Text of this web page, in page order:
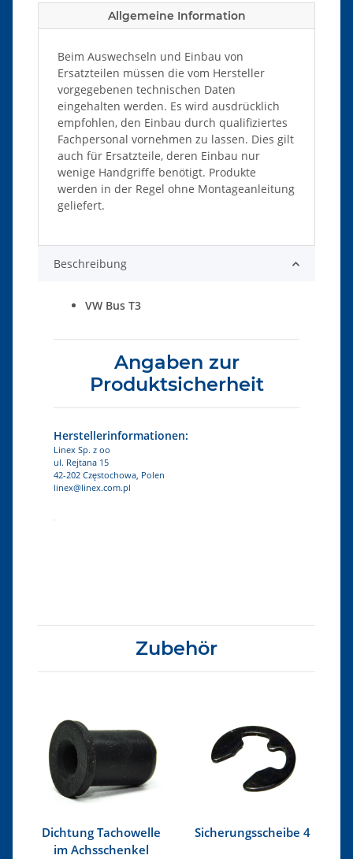
Allgemeine Information
Beim Auswechseln und Einbau von
Ersatzteilen müssen die vom Hersteller
vorgegebenen technischen Daten
eingehalten werden. Es wird ausdrücklich
empfohlen, den Einbau durch qualifiziertes
Fachpersonal vornehmen zu lassen. Dies gilt
auch für Ersatzteile, deren Einbau nur
wenige Handgriffe benötigt. Produkte
werden in der Regel ohne Montageanleitung
geliefert.
Beschreibung
VW Bus T3
Angaben zur
Produktsicherheit
Herstellerinformationen:
Linex Sp. z oo
ul. Rejtana 15
42-202 Częstochowa, Polen
linex@linex.com.pl
Zubehör
Dichtung Tachowelle
im Achsschenkel
Sicherungsscheibe 4